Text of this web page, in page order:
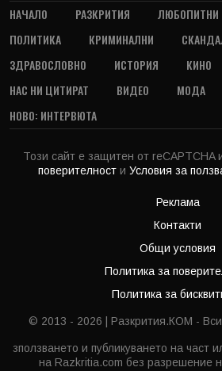
НАЧАЛО РАЗКРИТИЯ ЛЮБОПИТНИ
ПОЛИТИКА
КРИМИНАЛНИ
ЗДРАВОСЛОВНО
ИСТОРИЯ КИНО
НАС НИ ЦИТИРАТ
ВИДЕО МОДА
НОВО: ИНТЕРВЮТА
Този сайт е защитен от reCAPTCHA
поверителност и Условия за
Реклама
Контакти
Общи условия
Политика за
Политика за
© 2013 - 2026 | Разкрития.КОМ -
зползването и публикуването на част
на Razkritia.com без